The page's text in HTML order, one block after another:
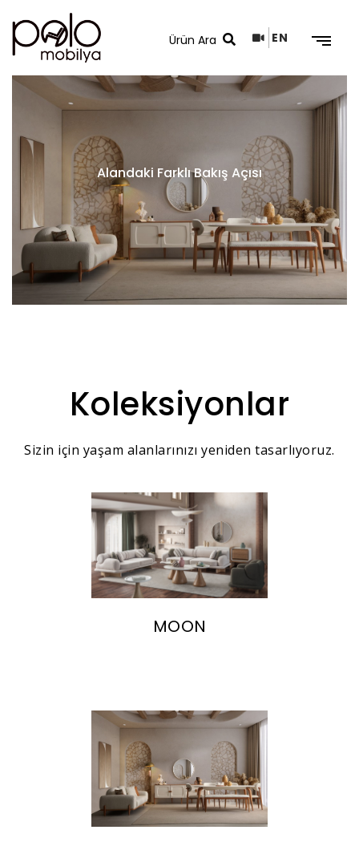
EN
Alandaki Farklı Bakış Açısı
Koleksiyonlar
Sizin için yaşam alanlarınızı yeniden tasarlıyoruz.
MOON
Arama Sonuçları